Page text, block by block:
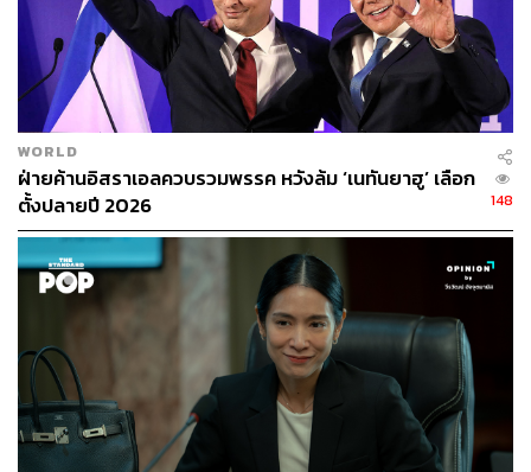
รุ้ง-ปนัสยา สิทธิจิรวัฒนกุล มีการอ่านข้อความในหนังสือ
เรียกร้องดังกล่าว ทั้งยังพยายามจะจับมือกับ ผบช.น. เพื่อให้
สัญญาว่าจะนำหนังสือที่ยื่นไปส่งต่อให้ถึงมือองคมนตรี แต่
ผบช.น. พยายามบ่ายเบี่ยงโดยบอกว่าจะดำเนินการตามขั้น
ตอน และหลังจากนั้นไม่นานเมื่อเวลา 09.09 น. แกนนำมีการ
ประกาศยุติการชุมนุมเป็นที่เรียบร้อยแล้ว
WORLD
ฝ่ายค้านอิสราเอลควบรวมพรรค หวังล้ม ‘เนทันยาฮู’ เลือก
ตั้งปลายปี 2026
148